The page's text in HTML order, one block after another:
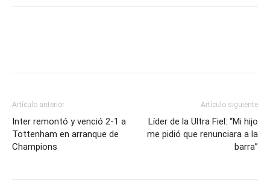
Artículo anterior
Inter remontó y venció 2-1 a
Tottenham en arranque de
Champions
Artículo siguiente
Líder de la Ultra Fiel: “Mi hijo
me pidió que renunciara a la
barra”